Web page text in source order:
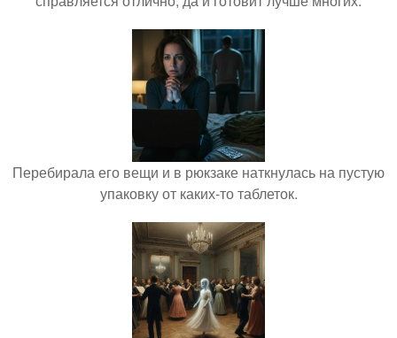
Перебирала его вещи и в рюкзаке наткнулась на пустую
упаковку от каких-то таблеток.